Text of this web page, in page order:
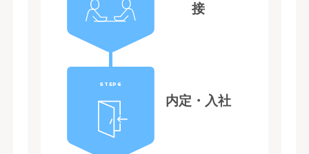
接
STEP6
内定・入社